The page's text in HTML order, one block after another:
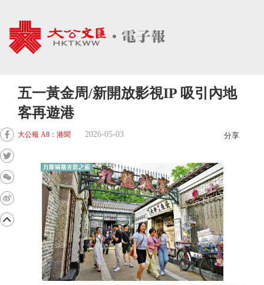
五一黃金周/新開放影視IP 吸引內地
客再遊港
大公報 A8：港聞 2026-05-03 分享